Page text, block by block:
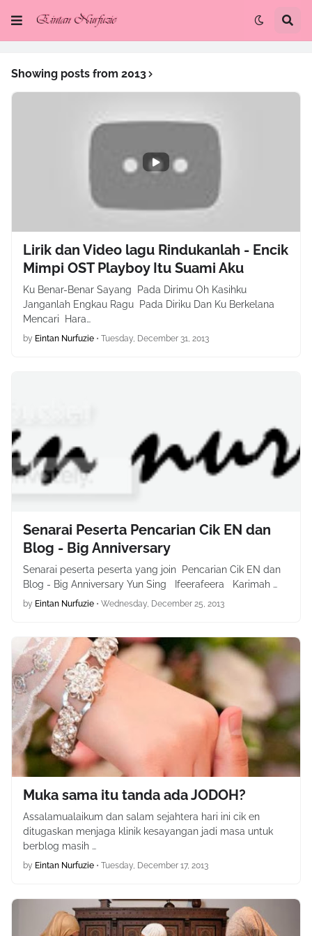
Showing posts from 2013
Lirik dan Video lagu Rindukanlah - Encik
Mimpi OST Playboy Itu Suami Aku
Ku Benar-Benar Sayang Pada Dirimu Oh Kasihku
Janganlah Engkau Ragu Pada Diriku Dan Ku Berkelana
Mencari Hara…
by Eintan Nurfuzie • Tuesday, December 31, 2013
Senarai Peserta Pencarian Cik EN dan
Blog - Big Anniversary
Senarai peserta peserta yang join Pencarian Cik EN dan
Blog - Big Anniversary Yun Sing Ifeerafeera Karimah …
by Eintan Nurfuzie • Wednesday, December 25, 2013
Muka sama itu tanda ada JODOH?
Assalamualaikum dan salam sejahtera hari ini cik en
ditugaskan menjaga klinik kesayangan jadi masa untuk
berblog masih …
by Eintan Nurfuzie • Tuesday, December 17, 2013